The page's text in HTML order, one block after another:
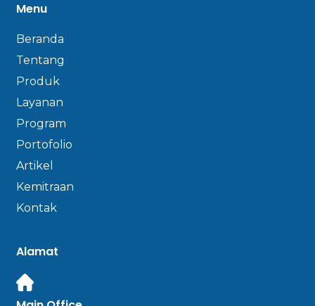
Menu
Beranda
Tentang
Produk
Layanan
Program
Portofolio
Artikel
Kemitraan
Kontak
Alamat